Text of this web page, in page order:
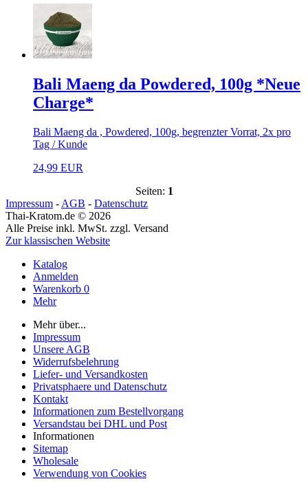
Bali Maeng da Powdered, 100g *Neue
Charge*
Bali Maeng da , Powdered, 100g, begrenzter Vorrat, 2x pro
Tag / Kunde
24,99 EUR
Seiten: 1
Impressum - AGB - Datenschutz
Thai-Kratom.de © 2026
Alle Preise inkl. MwSt. zzgl. Versand
Zur klassischen Website
Katalog
Anmelden
Warenkorb 0
Mehr
Mehr über...
Impressum
Unsere AGB
Widerrufsbelehrung
Liefer- und Versandkosten
Privatsphaere und Datenschutz
Kontakt
Informationen zum Bestellvorgang
Versandstau bei DHL und Post
Informationen
Sitemap
Wholesale
Verwendung von Cookies